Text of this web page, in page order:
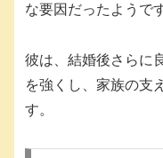
な要因だったようで
彼は、結婚後さらに
を強くし、家族の支
す。